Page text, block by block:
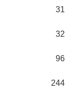
31
32
96
244